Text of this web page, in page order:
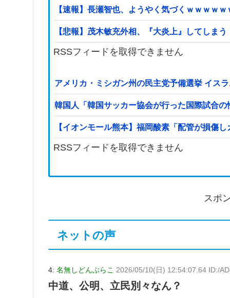
【速報】長瀬智也、ようやく気づくｗｗｗｗｗ
【悲報】茂木敏充外相、『大炎上』してしま
RSSフィードを取得できません
アメリカ・ミシガン州の民主党予備選挙 イス
韓国人「韓国サッカー協会が行った国際試合
【イオンモール熊本】福岡酸素「配管が損傷
RSSフィードを取得できません
スポ
ネットの声
4: 名無しどんぶらこ 2026/05/10(日) 12:54:07.64 ID:/
中道、公明、立民別々なん？